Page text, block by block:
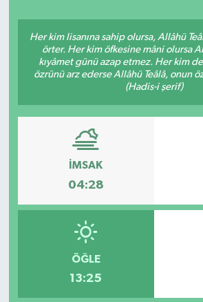
Her kim lisanına sahip olursa, Allâhü
örter. Her kim öfkesine mâni olursa
kıyâmet günü azap etmez. Her kim
özrünü arz ederse Allâhü Teâlâ, onun
(Hadis-i şerif)
İMSAK
04:28
ÖĞLE
13:25